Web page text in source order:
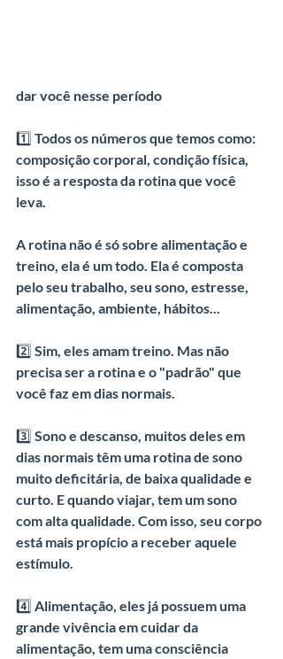
dar você nesse período
1️⃣ Todos os números que temos como:
composição corporal, condição física,
isso é a resposta da rotina que você
leva.
A rotina não é só sobre alimentação e
treino, ela é um todo. Ela é composta
pelo seu trabalho, seu sono, estresse,
alimentação, ambiente, hábitos...
2️⃣ Sim, eles amam treino. Mas não
precisa ser a rotina e o "padrão" que
você faz em dias normais.
3️⃣ Sono e descanso, muitos deles em
dias normais têm uma rotina de sono
muito deficitária, de baixa qualidade e
curto. E quando viajar, tem um sono
com alta qualidade. Com isso, seu corpo
está mais propício a receber aquele
estímulo.
4️⃣ Alimentação, eles já possuem uma
grande vivência em cuidar da
alimentação, tem uma consciência